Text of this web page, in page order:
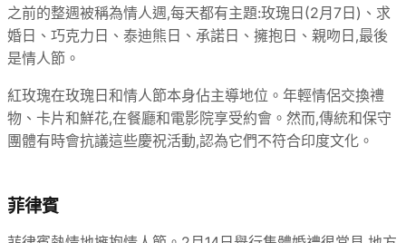
之前的整週被稱為情人週,每天都有主題:玫瑰日(2月7日)、求
婚日、巧克力日、泰迪熊日、承諾日、擁抱日、親吻日,最後
是情人節。
紅玫瑰在玫瑰日和情人節本身佔主導地位。年輕情侶交換禮
物、卡片和鮮花,在餐廳和電影院享受約會。然而,傳統和保守
團體有時會抗議這些慶祝活動,認為它們不符合印度文化。
菲律賓